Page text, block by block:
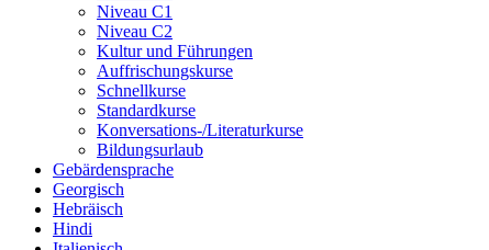
Niveau C1
Niveau C2
Kultur und Führungen
Auffrischungskurse
Schnellkurse
Standardkurse
Konversations-/Literaturkurse
Bildungsurlaub
Gebärdensprache
Georgisch
Hebräisch
Hindi